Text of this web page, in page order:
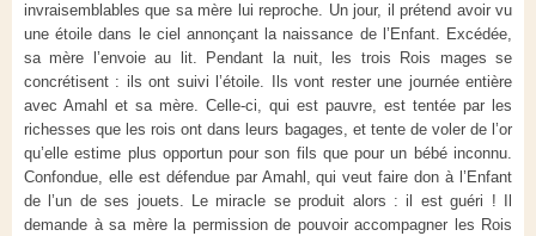
invraisemblables que sa mère lui reproche. Un jour, il prétend avoir vu
une étoile dans le ciel annonçant la naissance de l’Enfant. Excédée,
sa mère l’envoie au lit. Pendant la nuit, les trois Rois mages se
concrétisent : ils ont suivi l’étoile. Ils vont rester une journée entière
avec Amahl et sa mère. Celle-ci, qui est pauvre, est tentée par les
richesses que les rois ont dans leurs bagages, et tente de voler de l’or
qu’elle estime plus opportun pour son fils que pour un bébé inconnu.
Confondue, elle est défendue par Amahl, qui veut faire don à l’Enfant
de l’un de ses jouets. Le miracle se produit alors : il est guéri ! Il
demande à sa mère la permission de pouvoir accompagner les Rois